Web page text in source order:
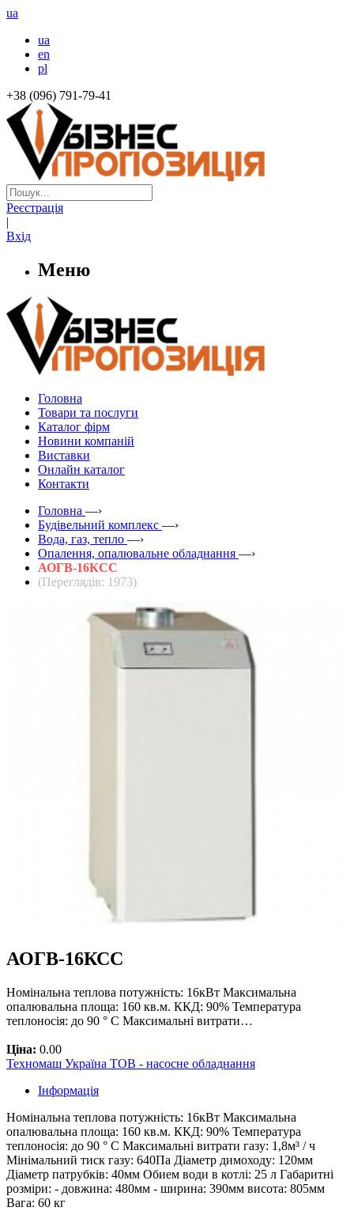
ua
ua
en
pl
+38 (096) 791-79-41
Реєстрація
|
Вхід
Меню
Головна
Товари та послуги
Каталог фірм
Новини компаній
Виставки
Онлайн каталог
Контакти
Головна —›
Будівельний комплекс —›
Вода, газ, тепло —›
Опалення, опалювальне обладнання —›
АОГВ-16КСC
(Переглядів: 1973)
АОГВ-16КСC
Номінальна теплова потужність: 16кВт Максимальна
опалювальна площа: 160 кв.м. ККД: 90% Температура
теплоносія: до 90 ° С Максимальні витрати…
Ціна: 0.00
Техномаш Україна ТОВ - насосне обладнання
Інформація
Номінальна теплова потужність: 16кВт Максимальна
опалювальна площа: 160 кв.м. ККД: 90% Температура
теплоносія: до 90 ° С Максимальні витрати газу: 1,8м³ / ч
Мінімальний тиск газу: 640Па Діаметр димоходу: 120мм
Діаметр патрубків: 40мм Обием води в котлі: 25 л Габаритні
розміри: - довжина: 480мм - ширина: 390мм висота: 805мм
Вага: 60 кг